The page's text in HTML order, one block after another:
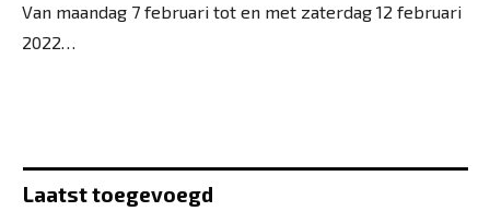
Van maandag 7 februari tot en met zaterdag 12 februari
2022…
Laatst toegevoegd